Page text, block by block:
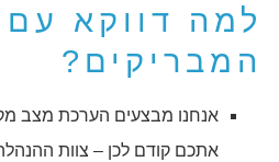
למה דווקא
המבריקים?
אנחנו מבצעים הערכת מצב
אתכם קודם לכן – צוות